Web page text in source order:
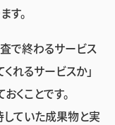
す。
で終わるサービス
くれるサービスか」
くことです。
ていた成果物と実